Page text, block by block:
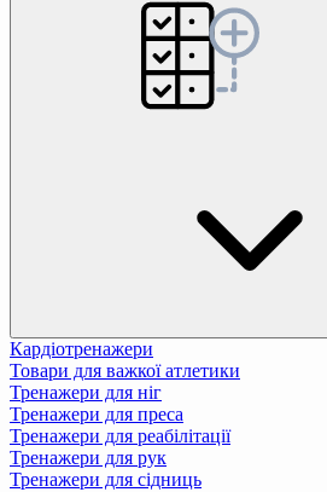
Кардіотренажери
Товари для важкої атлетики
Тренажери для ніг
Тренажери для преса
Тренажери для реабілітації
Тренажери для рук
Тренажери для сідниць